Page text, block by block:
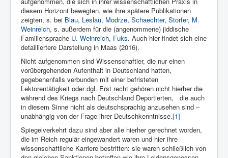
diesem Horizont bewegten, wie ihre spätere Publikationen
zeigten, s. bei Blau, Leslau, Modrze, Schaechter, Storfer, M.
Weinreich, s. außerdem für die (angenommene) jiddische
Familiensprache U. Weinreich, Fuks. Auch hier findet sich eine
detailliertere Darstellung in Maas (2016).
Nicht aufgenommen sind Wissenschaftler, die nur einen
vorübergehenden Aufenthalt in Deutschland hatten,
gegebenenfalls verbunden mit einer befristeten
Lektorentätigkeit oder dgl. Erst recht gehören nicht hierher die
während des Kriegs nach Deutschland Deportierten,
die auch
in diesem Sinne nicht als deutschsprachig anzusehen sind –
unabhängig von der Frage ihrer Deutschkenntnisse.[1]
Spiegelverkehrt dazu sind aber alle hierher gerechnet worden,
die im Reich regulär eingewandert waren und hier ihre
wissenschaftliche Karriere bestritten: sie waren schließlich von